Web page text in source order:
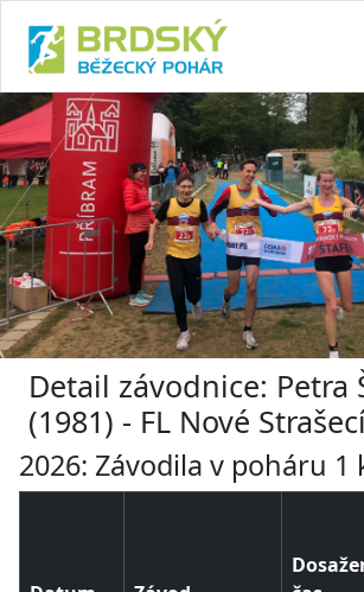
Detail závodnice: Petra
(1981) - FL Nové
2026: Závodila v poháru 1